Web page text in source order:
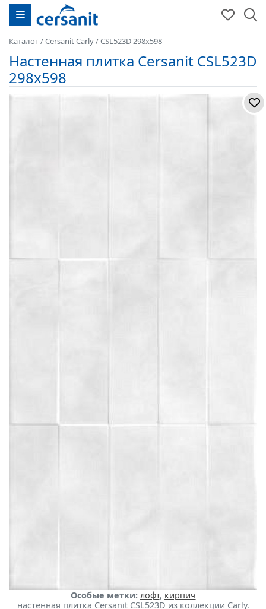
Каталог/Cersanit Carly/CSL523D 298x598
Настенная плитка Cersanit CSL523D
298x598
Особые метки: лофт, кирпич
настенная плитка Cersanit CSL523D из коллекции Carly.